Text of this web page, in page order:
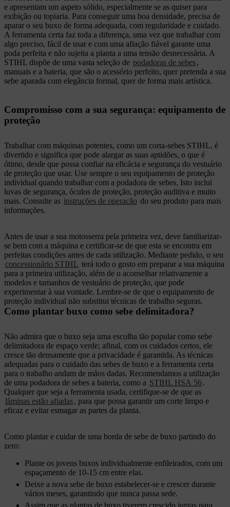
e apresentam um aspeto sólido, especialmente se as quiser para
exibição ou topiaria. Para conseguir uma boa densidade, precisa de
aparar o seu buxo de forma adequada, com regularidade e cuidado.
A ferramenta certa faz toda a diferença, uma vez que trabalhar com
algo preciso, fácil de usar e com uma afiação fiável garante uma
poda perfeita e não sujeita a planta a uma tensão desnecessária. A
STIHL dispõe de uma vasta seleção de podadoras de sebes,
manuais e a bateria, que são o acessório perfeito, quer pretenda a sua
sebe aparada com elegância formal, quer de forma mais artística.
Compromisso com a sua segurança: equipamento de
proteção
Trabalhar com máquinas potentes, como um corta-sebes STIHL, é
divertido e significa que pode alargar as suas aptidões, o que é
ótimo, desde que possa confiar na eficácia e segurança do vestuário
de proteção que usar. Use sempre o seu equipamento de proteção
individual quando trabalhar com a podadora de sebes. Isto inclui
luvas de segurança, óculos de proteção, proteção auditiva e muito
mais. Consulte as instruções de operação do seu produto para mais
informações.
Antes de usar a sua motosserra pela primeira vez, deve familiarizar-
se bem com a máquina e certificar-se de que esta se encontra em
perfeitas condições antes de cada utilização. Mediante pedido, o seu
concessionário STIHL terá todo o gosto em preparar a sua máquina
para a primeira utilização, além de o aconselhar relativamente a
modelos e tamanhos de vestuário de proteção, que pode
experimentar à sua vontade. Lembre-se de que o equipamento de
proteção individual não substitui técnicas de trabalho seguras.
Como plantar buxo como sebe delimitadora?
Não admira que o buxo seja uma escolha tão popular como sebe
delimitadora de espaço verde; afinal, com os cuidados certos, ele
cresce tão densamente que a privacidade é garantida. As técnicas
adequadas para o cuidado das sebes de buxo e a ferramenta certa
para o trabalho andam de mãos dadas. Recomendamos a utilização
de uma podadora de sebes a bateria, como a STIHL HSA 56.
Qualquer que seja a ferramenta usada, certifique-se de que as
lâminas estão afiadas, para que possa garantir um corte limpo e
eficaz e evitar esmagar as partes da planta.
Como plantar e cuidar de uma borda de sebe de buxo partindo do
zero:
Plante os jovens buxos individualmente enfileirados, com um
espaçamento de 10-15 cm entre elas.
Deixe a nova sebe de buxo estabelecer-se e crescer durante
vários meses, garantindo que nunca passa sede.
Assim que as plantas de buxo tiverem crescido juntas para